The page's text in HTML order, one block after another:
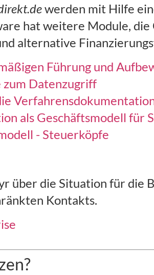
werden mit Hilfe
hat weitere Module, die
alternative
Führung und
Datenzugriff
als Geschäftsmodell für
- Steuerköpfe
über die Situation für die
Kontakts.